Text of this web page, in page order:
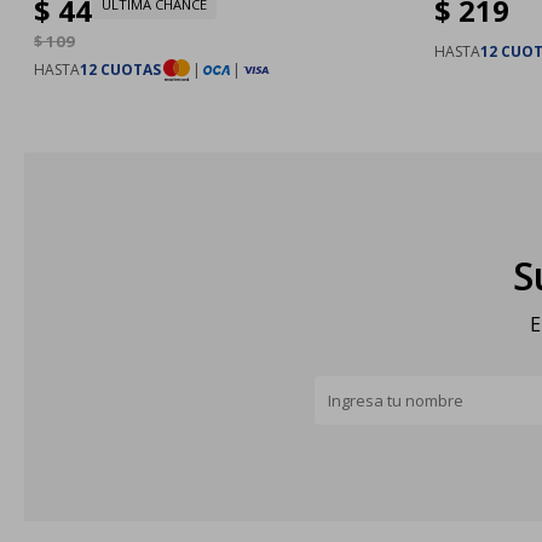
$ 44
$109
ULTIMA CHANCE
HASTA12 CUOTAS | |
$ 219
HASTA12